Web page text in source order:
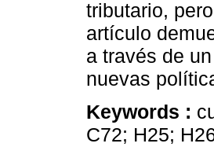
tributario,
artículo
a través de
nuevas
Keywords :
C72; H25;